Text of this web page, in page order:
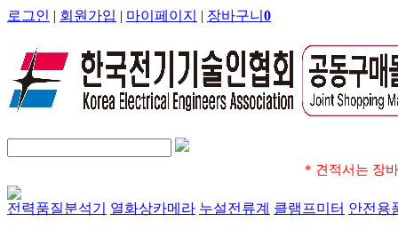
로그인 | 회원가입 | 마이페이지 | 장바구니 0
* 견적서는 장
전력품질분석기 열화상카메라 누설전류계 클램프미터 안전용